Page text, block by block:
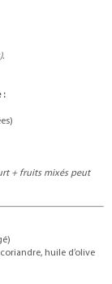
:
+ fruits mixés peut
huile d’olive